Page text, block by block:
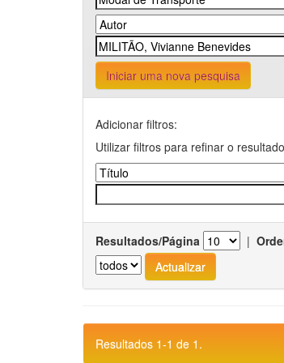
Iniciar uma nova pesquisa
Adicionar filtros:
Utilizar filtros para refinar o
Resultados/Página |
Resultados 1-1 de 1.